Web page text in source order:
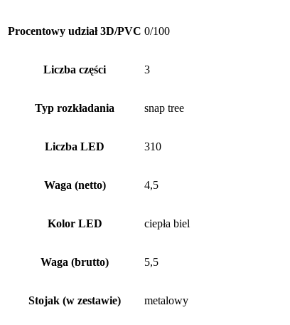
Procentowy udział 3D/PVC 0/100
Liczba części 3
Typ rozkładania snap tree
Liczba LED 310
Waga (netto) 4,5
Kolor LED ciepła biel
Waga (brutto) 5,5
Stojak (w zestawie) metalowy